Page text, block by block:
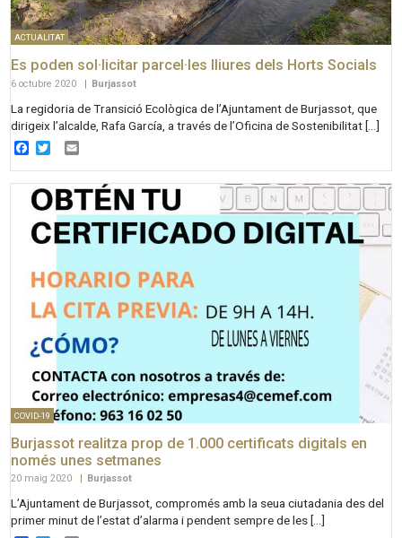
ACTUALITAT
Es poden sol·licitar parcel·les lliures dels Horts Socials
6 octubre 2020 | Burjassot
La regidoria de Transició Ecològica de l’Ajuntament de Burjassot, que
dirigeix l’alcalde, Rafa García, a través de l’Oficina de Sostenibilitat […]
Facebook
Twitter
COVID-19
Burjassot realitza prop de 1.000 certificats digitals en
només unes setmanes
20 maig 2020 Burjassot
L’Ajuntament de Burjassot, compromés amb la seua ciutadania des del
primer minut de l’estat d’alarma i pendent sempre de les […]